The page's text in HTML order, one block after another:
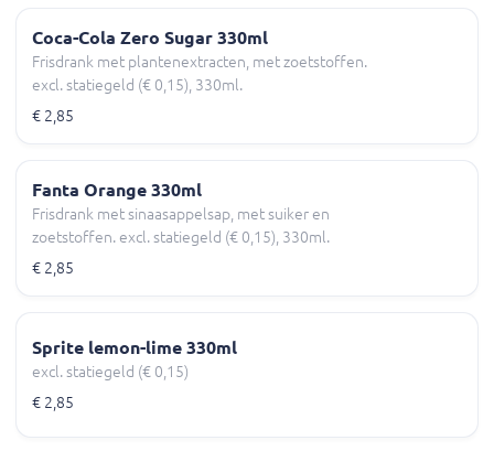
Coca-Cola Zero Sugar 330ml
Frisdrank met plantenextracten, met zoetstoffen.
excl. statiegeld (€ 0,15), 330ml.
€ 2,85
Fanta Orange 330ml
Frisdrank met sinaasappelsap, met suiker en
zoetstoffen. excl. statiegeld (€ 0,15), 330ml.
€ 2,85
Sprite lemon-lime 330ml
excl. statiegeld (€ 0,15)
€ 2,85